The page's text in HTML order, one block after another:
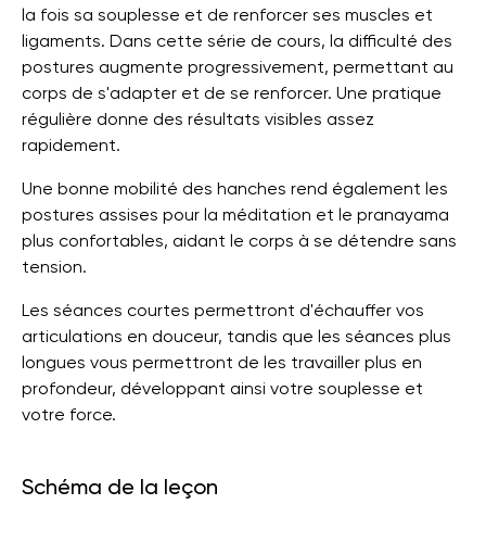
la fois sa souplesse et de renforcer ses muscles et
ligaments. Dans cette série de cours, la difficulté des
postures augmente progressivement, permettant au
corps de s'adapter et de se renforcer. Une pratique
régulière donne des résultats visibles assez
rapidement.
Une bonne mobilité des hanches rend également les
postures assises pour la méditation et le pranayama
plus confortables, aidant le corps à se détendre sans
tension.
Les séances courtes permettront d'échauffer vos
articulations en douceur, tandis que les séances plus
longues vous permettront de les travailler plus en
profondeur, développant ainsi votre souplesse et
votre force.
Schéma de la leçon